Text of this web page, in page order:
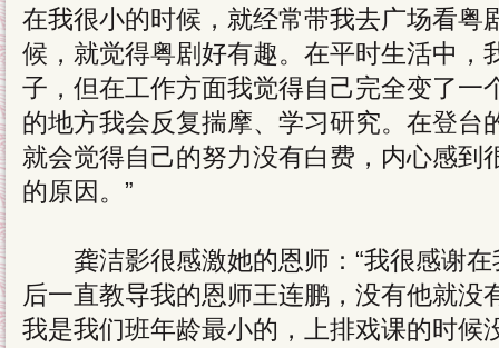
在我很小的时候，就经常带我去广场看粤
候，就觉得粤剧好有趣。在平时生活中，
子，但在工作方面我觉得自己完全变了一
的地方我会反复揣摩、学习研究。在登台
就会觉得自己的努力没有白费，内心感到
的原因。”
龚洁影很感激她的恩师：“我很感谢在
后一直教导我的恩师王连鹏，没有他就没
我是我们班年龄最小的，上排戏课的时候